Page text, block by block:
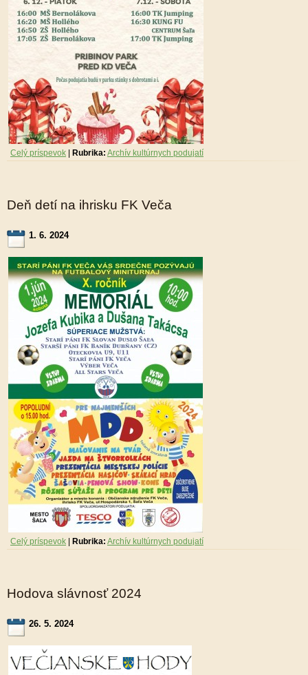
Celý príspevok Rubrika: Archív kultúrnych podujatí
Deň detí na ihrisku FK Veča
1. 6. 2024
Celý príspevok Rubrika: Archív kultúrnych podujatí
Hodova slávnosť 2024
26. 5. 2024